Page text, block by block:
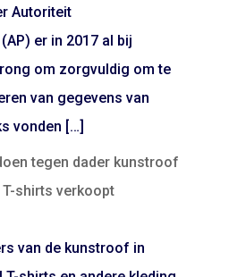
Autoriteit
er in 2017 al bij
om zorgvuldig om te
van gegevens van
vonden […]
tegen dader kunstroof
shirts verkoopt
van de kunstroof in